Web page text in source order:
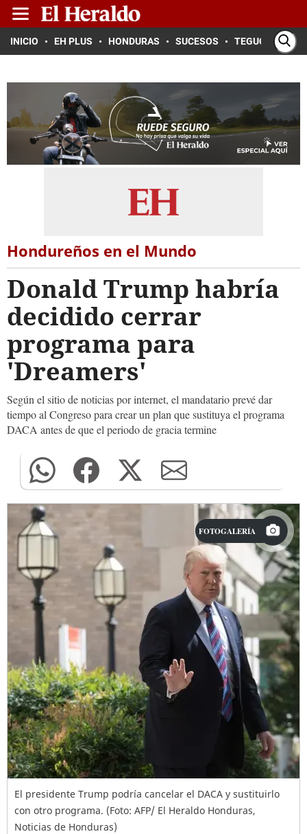
INICIO EH PLUS HONDURAS SUCESOS TEGUCIGALPA
Hondureños en el Mundo
Donald Trump habría
decidido cerrar
programa para
'Dreamers'
Según el sitio de noticias por internet, el mandatario prevé dar
tiempo al Congreso para crear un plan que sustituya el programa
DACA antes de que el periodo de gracia termine
FOTOGALERÍA
El presidente Trump podría cancelar el DACA y sustituirlo
con otro programa. (Foto: AFP/ El Heraldo Honduras,
Noticias de Honduras)